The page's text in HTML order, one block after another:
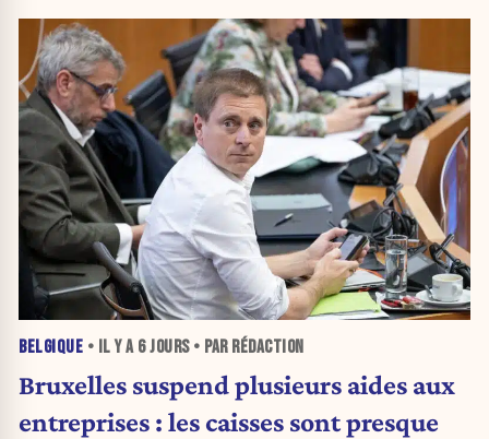
BELGIQUE • IL Y A 6 JOURS• PAR RÉDACTION
Bruxelles suspend plusieurs aides aux
entreprises : les caisses sont presque